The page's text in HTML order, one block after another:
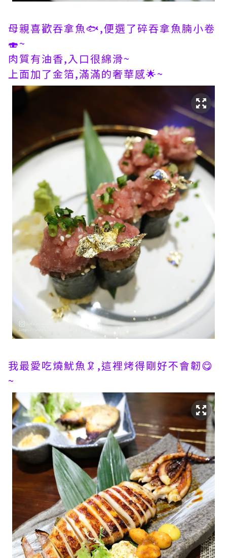
母親喜歡吞拿魚🐟,便選了碎吞拿魚腩小卷
🍣~
肉質有油香,入口很綿滑~
上面加了金箔,滿滿的奢華感🌟~
我最愛吃燒魷魚🦑,這裡烤得剛好不會韌😋
~